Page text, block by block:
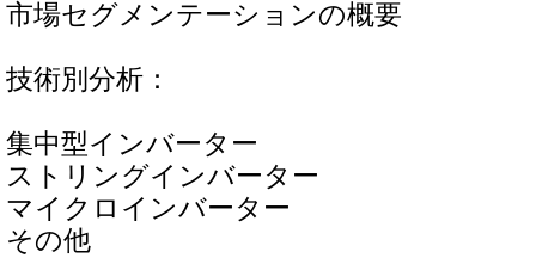
市場セグメンテーションの概要
技術別分析：
集中型インバーター
ストリングインバーター
マイクロインバーター
その他